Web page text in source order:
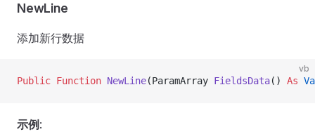
NewLine
添加新行数据
vb
Public Function NewLine(ParamArray FieldsData() As
示例 :